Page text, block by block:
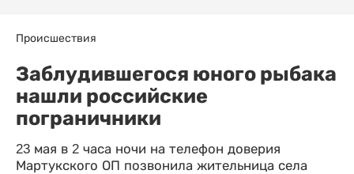
Происшествия
Заблудившегося юного рыбака
нашли российские
пограничники
23 мая в 2 часа ночи на телефон доверия
Мартукского ОП позвонила жительница села